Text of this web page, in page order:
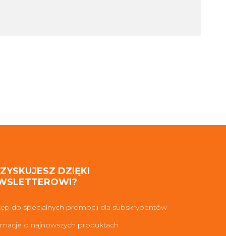
DZIĘKI
do specjalnych promocji dla subskrybentów
o najnowszych produktach